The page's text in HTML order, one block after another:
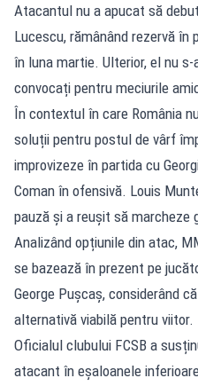
Atacantul nu a apucat să
Lucescu, rămânând rezervă în
în luna martie. Ulterior, el nu
convocați pentru meciurile
În contextul în care România
soluții pentru postul de vârf
improvizeze în partida cu
Coman în ofensivă. Louis
pauză și a reușit să marcheze
Analizând opțiunile din atac,
se bazează în prezent pe
George Pușcaș, considerând
alternativă viabilă pentru viitor.
Oficialul clubului FCSB a
atacant în eșaloanele